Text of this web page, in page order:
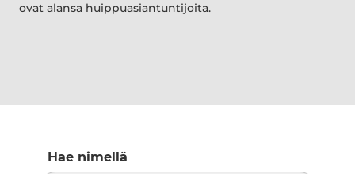
ovat alansa huippuasiantuntijoita.
Hae nimellä